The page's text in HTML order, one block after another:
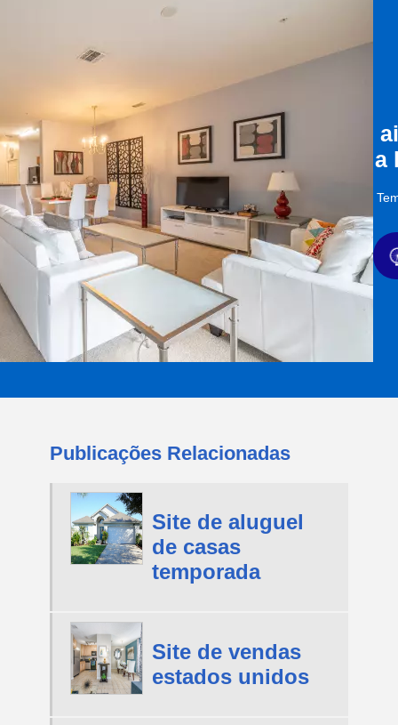
a
Publicações Relacionadas
Site de aluguel
de casas
temporada
Site de vendas
estados unidos